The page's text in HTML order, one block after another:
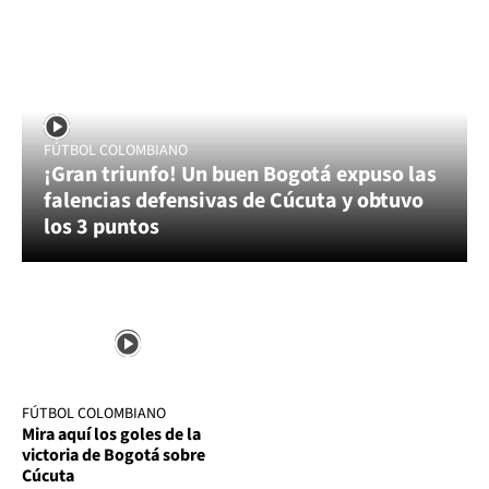
FÚTBOL COLOMBIANO
¡Gran triunfo! Un buen Bogotá expuso las
falencias defensivas de Cúcuta y obtuvo
los 3 puntos
FÚTBOL COLOMBIANO
Mira aquí los goles de la
victoria de Bogotá sobre
Cúcuta